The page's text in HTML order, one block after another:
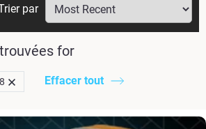
for
Effacer tout
par